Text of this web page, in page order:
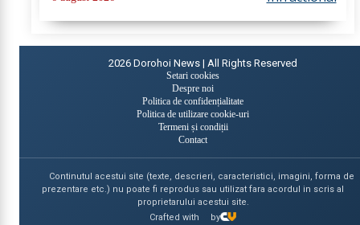
corporal asupra unuia...
2026 Dorohoi News | All Rights Reserved
Setari cookies
Despre noi
Politica de confidențialitate
Politica de utilizare cookie-uri
Termeni și condiții
Contact
Continutul acestui site (texte, descrieri, caracteristici, imagini, forma de
prezentare etc.) nu poate fi reprodus sau utilizat fara acordul in scris al
proprietarului acestui site.
Crafted with
by